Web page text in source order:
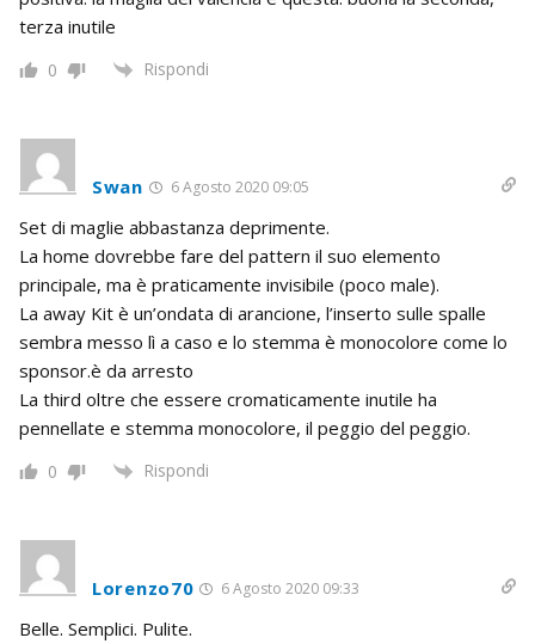
terza inutile
0 Rispondi
Swan 6 Agosto 2020 09:05
Set di maglie abbastanza deprimente.
La home dovrebbe fare del pattern il suo elemento
principale, ma è praticamente invisibile (poco male).
La away Kit è un’ondata di arancione, l’inserto sulle spalle
sembra messo lì a caso e lo stemma è monocolore come lo
sponsor.è da arresto
La third oltre che essere cromaticamente inutile ha
pennellate e stemma monocolore, il peggio del peggio.
0 Rispondi
Lorenzo70 6 Agosto 2020 09:33
Belle. Semplici. Pulite.